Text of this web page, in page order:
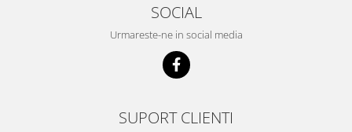
SOCIAL
Urmareste-ne in social media
SUPORT CLIENTI